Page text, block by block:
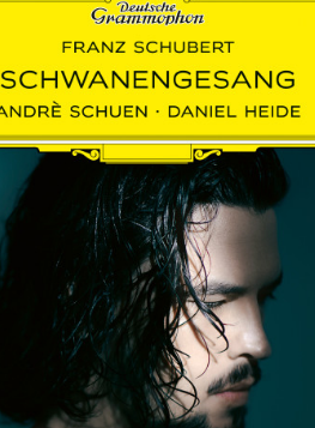
WOLF
MARTIN
SCHUMANN,
LIEDERKREIS
OP. 24
SECHS
MONOLOGE
AUS